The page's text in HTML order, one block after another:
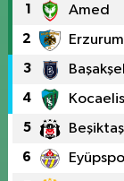
1 Amed
2
3
4
5 Beşiktaş
6